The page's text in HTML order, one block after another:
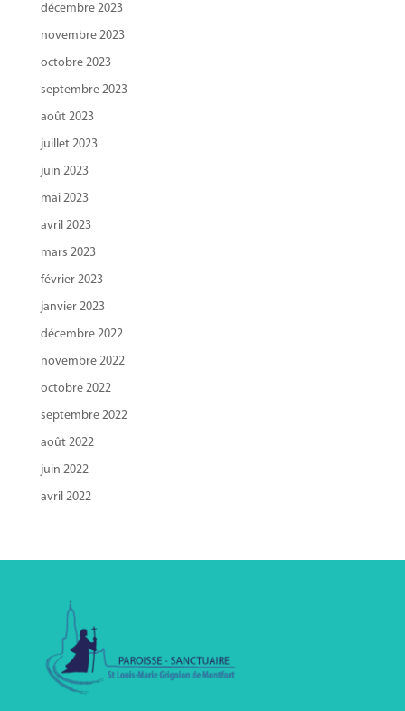
décembre 2023
novembre 2023
octobre 2023
septembre 2023
août 2023
juillet 2023
juin 2023
mai 2023
avril 2023
mars 2023
février 2023
janvier 2023
décembre 2022
novembre 2022
octobre 2022
septembre 2022
août 2022
juin 2022
avril 2022